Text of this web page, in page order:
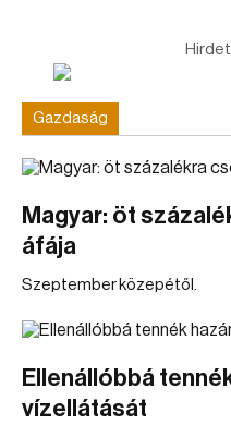
Gazdaság
Magyar: öt
áfája
Szeptember közepétől.
Ellenállóbbá
vízellátását